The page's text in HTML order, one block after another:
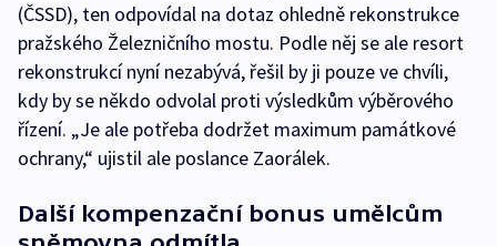
(ČSSD), ten odpovídal na dotaz ohledně rekonstrukce
pražského Železničního mostu. Podle něj se ale resort
rekonstrukcí nyní nezabývá, řešil by ji pouze ve chvíli,
kdy by se někdo odvolal proti výsledkům výběrového
řízení. „Je ale potřeba dodržet maximum památkové
ochrany,“ ujistil ale poslance Zaorálek.
Další kompenzační bonus umělcům